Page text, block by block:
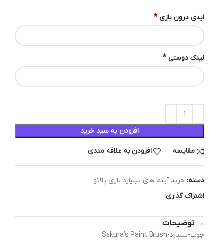
ایدی درون بازی *
لینک دوستی *
افزودن به سبد خرید
مقایسه افزودن به علاقه مندی
دسته: خرید آیتم های بیلیارد بازی پلاتو
اشتراک گذاری:
توضیحات
چوب-بیلیارد-Sakura’s Paint Brush